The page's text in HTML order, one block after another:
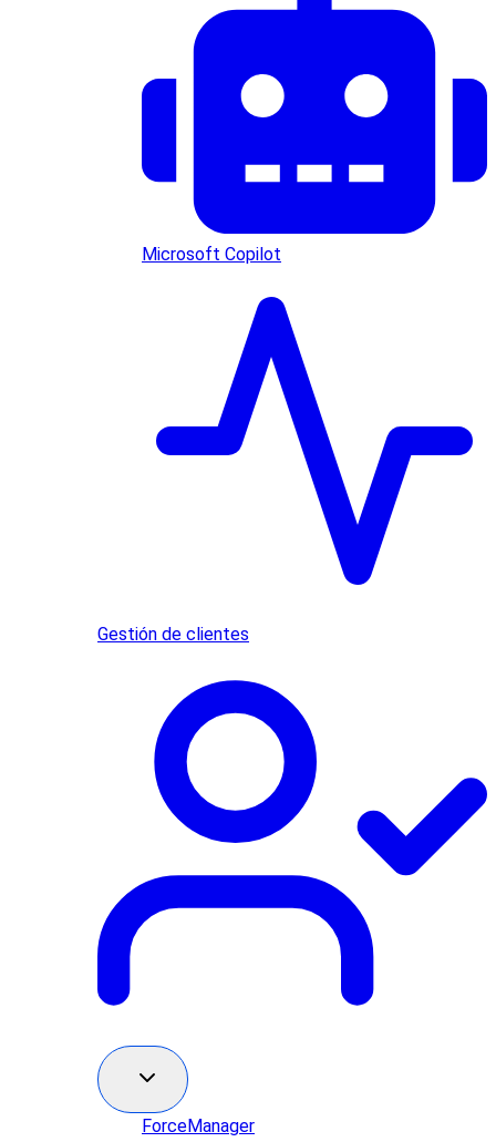
Microsoft Copilot
Gestión de clientes
ForceManager